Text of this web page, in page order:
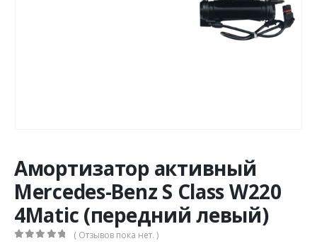
Амортизатор активный
Mercedes-Benz S Class W220
4Matic (передний левый)
( Отзывов пока нет. )